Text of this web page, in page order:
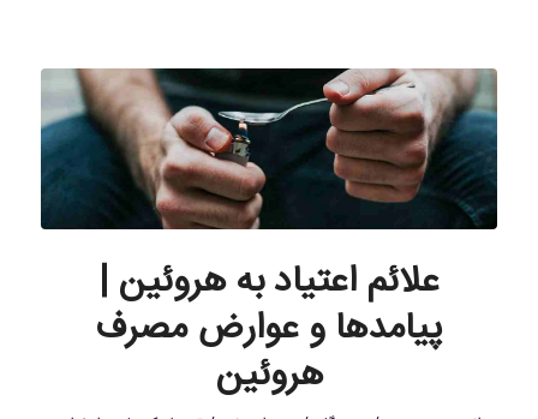
علائم اعتیاد به هروئین |
پیامدها و عوارض مصرف
هروئین